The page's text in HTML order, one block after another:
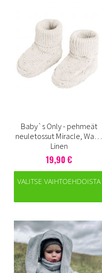
Baby`s Only - pehmeät
neuletossut Miracle, Warm
Linen
19,90 €
VALITSE VAIHTOEHDOISTA